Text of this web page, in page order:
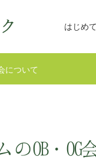
はじめ
について
OB・OG